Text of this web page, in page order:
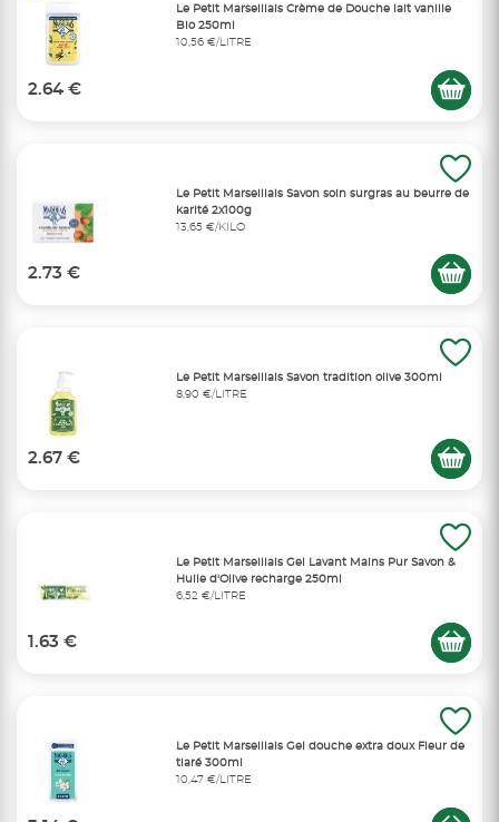
Le Petit Marseillais Crème de Douche lait vanille
Bio 250ml
10,56 €/LITRE
2.64 €
Le Petit Marseillais Savon soin surgras au beurre de
karité 2x100g
13,65 €/KILO
2.73 €
Le Petit Marseillais Savon tradition olive 300ml
8,90 €/LITRE
2.67 €
Le Petit Marseillais Gel Lavant Mains Pur Savon &
Huile d'Olive recharge 250ml
6,52 €/LITRE
1.63 €
Le Petit Marseillais Gel douche extra doux Fleur de
tiaré 300ml
10,47 €/LITRE